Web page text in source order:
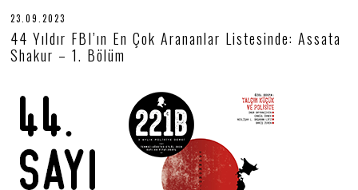
23.09.2023
0
44 Yıldır FBI’ın En Çok Arananlar Listesinde: Assata
Shakur – 1. Bölüm